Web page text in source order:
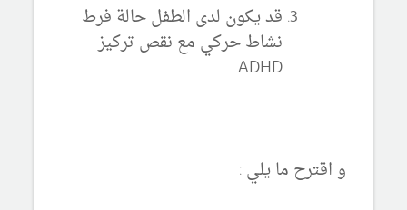
قد يكون لدى الطفل حالة فرط
نشاط حركي مع نقص تركيز
ADHD
و اقترح ما يلي :